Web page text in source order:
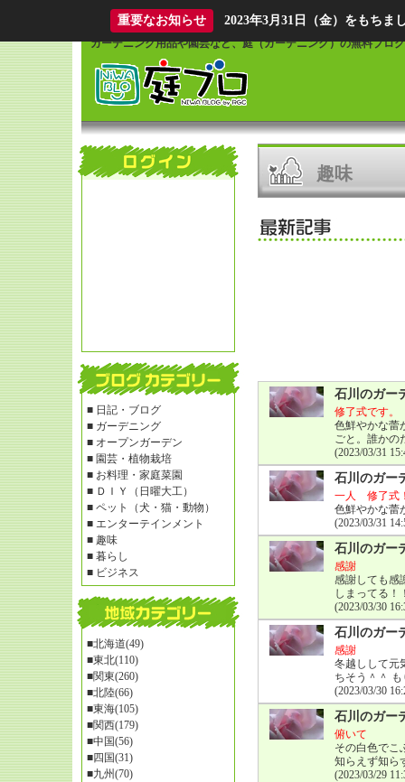
重要なお知らせ 2023年3月31日（金）をもちま
What is Niwablo?
ガーデニング用品や園芸など、庭（ガーデニング）の無料ブロ
■ 日記・ブログ
■ ガーデニング
■ オープンガーデン
■ 園芸・植物栽培
■ お料理・家庭菜園
■ ＤＩＹ（日曜大工）
■ ペット（犬・猫・動物）
■ エンターテインメント
■ 趣味
■ 暮らし
■ ビジネス
■北海道(49)
■東北(110)
■関東(260)
■北陸(66)
■東海(105)
■関西(179)
■中国(56)
■四国(31)
■九州(70)
趣味
石川のガー
修了式です。
色鮮やかな蕾
ごと。誰かの
(2023/03/31
石川のガー
一人 修了式
色鮮やかな蕾
(2023/03/31
石川のガー
感謝
感謝しても感
しまってる
(2023/03/30
石川のガー
感謝
冬越しして元
ちそう＾＾
(2023/03/30
石川のガー
俯いて
その白色で
知らえず知
(2023/03/29